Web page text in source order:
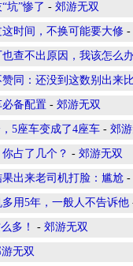
坑”惨了 - 郊游无双
时间，不换可能要大修 -
查不出原因，我该怎么
同：还没到这数别出来
备配置 - 郊游无双
5座车变成了4座车 - 郊
占了几个？ - 郊游无双
出来老司机打脸：尴尬 -
用5年，一般人不告诉他
多！ - 郊游无双
无双